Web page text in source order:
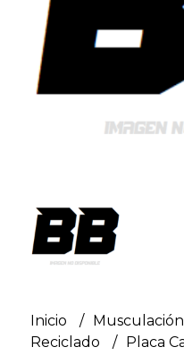
Inicio Musculación
Reciclado
Placa